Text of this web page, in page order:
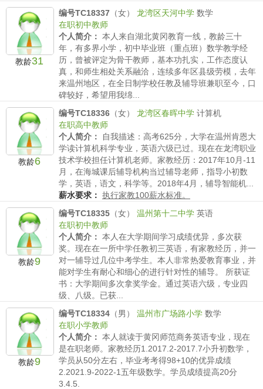
教龄31
编号TC18337 （女） 龙湾区天河中学 数学
在职初中教师
个人简介： 本人来自湖北黄冈教育一线，教龄三十
年，有多界小学，初中毕业班（重点班）数学教学经
历，曾被评定为骨干教师，基本功扎实，工作态度认
真，和师生相处关系融洽，连续多年区县级劳模，去年
来温州地区，在全日制学校任教及辅导班兼职至今，口
碑较好，希望用我绵...
教龄6
编号TC18336 （女） 龙湾区春晖中学 计算机
在职高中教师
个人简介：
自我描述：高考625分，大学在温州肯恩大
学读计算机科学专业，英语六级已过。现在在龙湾职业
技术学校担任计算机老师。家教经历：2017年10月-11
月，在海城课后辅导机构当过辅导老师，指导小初数
学，英语，语文，科学等。2018年4月，辅导智能机...
薪水要求： 执行家教100薪水标准。
教龄9
编号TC18335 （女） 温州第十二中学 英语
在职初中教师
个人简介： 本人在大学期间学习成绩优异，多次获
奖。现在在一所中学任教初三英语，有家教经历，并一
对一辅导过几位中考学生。本人非常热爱教育事业，并
能对学生有耐心和细心的进行针对性的辅导。 所获证
书：大学期间多次拿奖学金。通过英语六级，专业四
级、八级。已获...
教龄9
编号TC18334 （男） 温州市广场路小学 数学
在职小学教师
个人简介： 本人就读于黄冈师范商务英语专业，现在
是在职老师。家教经历1.2017.2-2017.7小升初数学，
学员从50分左右，毕业考考得98+10的优异成绩
2.2021.9-2022-1五年级数学。学员成绩提高20分
3.4.5.